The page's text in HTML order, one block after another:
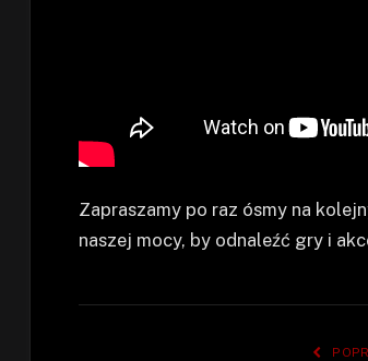
Zapraszamy po raz ósmy na
naszej mocy, by odnaleźć gry i